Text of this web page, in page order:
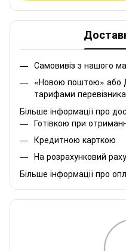
Самовивіз з нашого
«Новою поштою» або
тарифами перевізника
Більше інформації про
Готівкою при
Кредитною карткою
На розрахунковий
Більше інформації про